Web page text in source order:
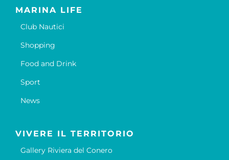
MARINA LIFE
Club Nautici
Shopping
Food and Drink
Sport
News
VIVERE IL TERRITORIO
Gallery Riviera del Conero